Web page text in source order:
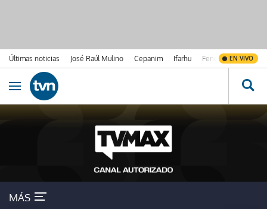
Últimas noticias José Raúl Mulino Cepanim Ifarhu Fenómeno de El
EN VIVO
Ir al contenido
Obrir navegació
MÁS